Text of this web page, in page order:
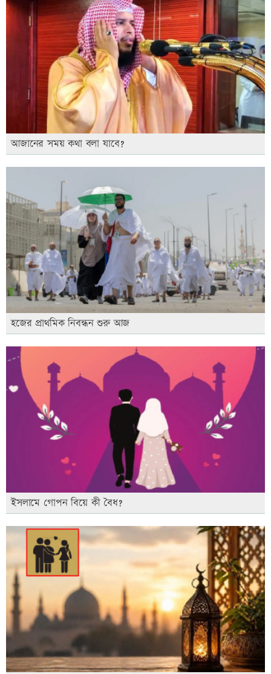
আজানের সময় কথা বলা যাবে?
হজের প্রাথমিক নিবন্ধন শুরু আজ
ইসলামে গোপন বিয়ে কী বৈধ?